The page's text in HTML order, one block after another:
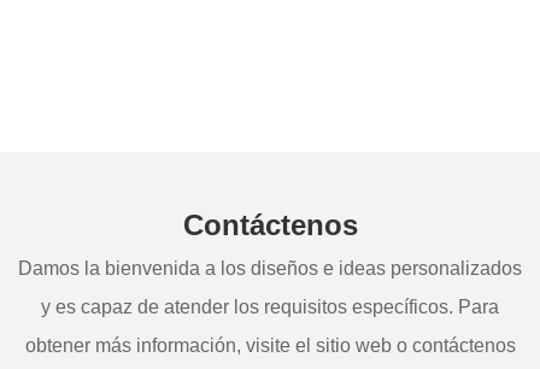
Contáctenos
Damos la bienvenida a los diseños e ideas personalizados
y es capaz de atender los requisitos específicos. Para
obtener más información, visite el sitio web o contáctenos